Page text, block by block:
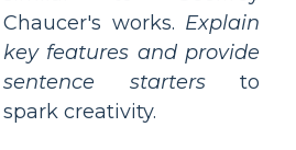
Chaucer's works. Explain
key features and provide
sentence startersto
spark creativity.